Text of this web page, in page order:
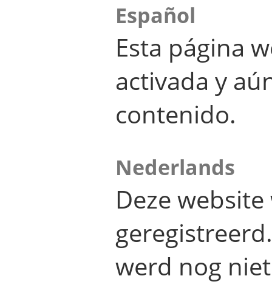
Español
Esta página
activada y
contenido.
Nederlands
Deze
werd nog